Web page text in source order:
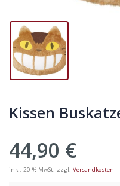
Kissen
44,90 €
inkl. 20 % MwSt. zzgl. Versandkosten